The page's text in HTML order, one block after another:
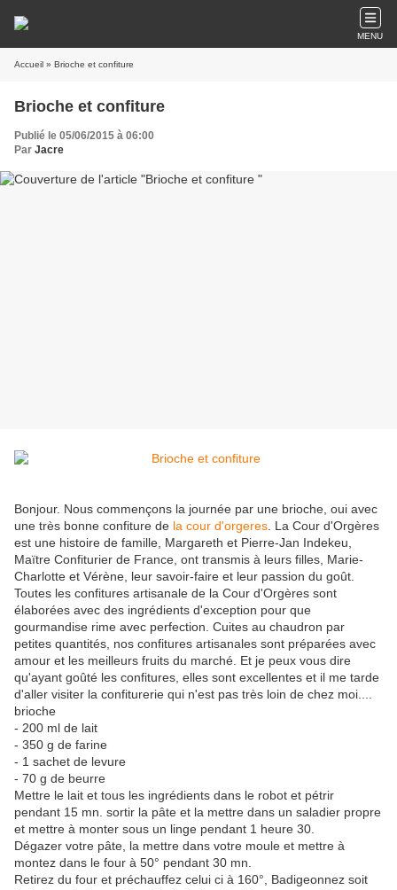
MENU
Accueil » Brioche et confiture
Brioche et confiture
Publié le 05/06/2015 à 06:00
Par Jacre
Bonjour. Nous commençons la journée par une brioche, oui avec
une très bonne confiture de la cour d'orgeres . La Cour d'Orgères
est une histoire de famille, Margareth et Pierre-Jan Indekeu,
Maïtre Confiturier de France, ont transmis à leurs filles, Marie-
Charlotte et Vérène, leur savoir-faire et leur passion du goût.
Toutes les confitures artisanale de la Cour d'Orgères sont
élaborées avec des ingrédients d'exception pour que
gourmandise rime avec perfection. Cuites au chaudron par
petites quantités, nos confitures artisanales sont préparées avec
amour et les meilleurs fruits du marché. Et je peux vous dire
qu'ayant goûté les confitures, elles sont excellentes et il me tarde
d'aller visiter la confiturerie qui n'est pas très loin de chez moi....
brioche
- 200 ml de lait
- 350 g de farine
- 1 sachet de levure
- 70 g de beurre
Mettre le lait et tous les ingrédients dans le robot et pétrir
pendant 15 mn. sortir la pâte et la mettre dans un saladier propre
et mettre à monter sous un linge pendant 1 heure 30.
Dégazer votre pâte, la mettre dans votre moule et mettre à
montez dans le four à 50° pendant 30 mn.
Retirez du four et préchauffez celui ci à 160°, Badigeonnez soit